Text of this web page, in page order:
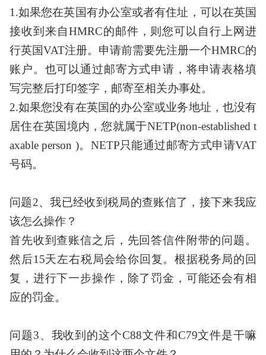
1.如果您在英国有办公室或者有住址，可以在英国
接收到来自HMRC的邮件，则您可以自行上网进
行英国VAT注册。申请前需要先注册一个HMRC的
账户。也可以通过邮寄方式申请，将申请表格填
写完整后打印签字，邮寄至相关办事处。
2.如果您没有在英国的办公室或业务地址，也没有
居住在英国境内，您就属于NETP(non-established t
axable person )。NETP只能通过邮寄方式申请VAT
号码。
问题2、我已经收到税局的查账信了，接下来我应
该怎么操作？
首先收到查账信之后，先回答信件附带的问题。
然后15天左右税局会给你回复。根据税务局的回
复，进行下一步操作，除了罚金，可能还会有相
应的罚金。
问题3、我收到的这个C88文件和C79文件是干嘛